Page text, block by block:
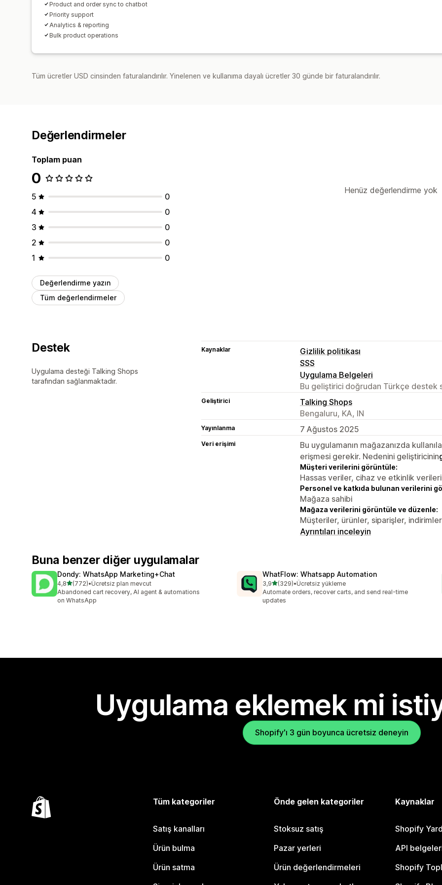
Product and order sync to chatbot
Priority support
Analytics & reporting
Bulk product operations
Tüm ücretler USD cinsinden faturalandırılır. Yinelenen ve kullanıma dayalı ücretler 30 günde bir faturalandırılır.
Değerlendirmeler
Toplam puan
0
5
0
4
0
3
0
2
0
1
0
Değerlendirme yazın
Tüm değerlendirmeler
Henüz değerlendirme yok
Destek
Uygulama desteği Talking Shops
tarafından sağlanmaktadır.
Kaynaklar
Gizlilik politikası
SSS
Uygulama Belgeleri
Bu geliştirici doğrudan Türkçe destek
Geliştirici
Talking Shops
Bengaluru, KA, IN
Yayınlanma 7 Ağustos 2025
Veri erişimi
Bu uygulamanın mağazanızda
erişmesi gerekir. Nedenini geliştiricinin
Müşteri verilerini görüntüle:
Hassas veriler, cihaz ve etkinlik verileri
Personel ve katkıda bulunan verilerini
Mağaza sahibi
Mağaza verilerini görüntüle ve düzenle:
Müşteriler, ürünler, siparişler, indirimler
Ayrıntıları inceleyin
Buna benzer diğer uygulamalar
Dondy: WhatsApp Marketing+Chat
4,85 yıldız üzerinden
(772)
toplam 772 değerlendirme
•Ücretsiz plan mevcut
Abandoned cart recovery, AI agent & automations
on WhatsApp
WhatFlow: Whatsapp Automation
3,95 yıldız üzerinden
(329)
toplam 329 değerlendirme
•Ücretsiz yükleme
Automate orders, recover carts, and send real-time
updates
Uygulama eklemek mi
Shopify'ı 3 gün boyunca ücretsiz deneyin
Tüm kategoriler
Satış kanalları
Ürün bulma
Ürün satma
Önde gelen kategoriler
Stoksuz satış
Pazar yerleri
Ürün değerlendirmeleri
Kaynaklar
Shopify
API
Shopify